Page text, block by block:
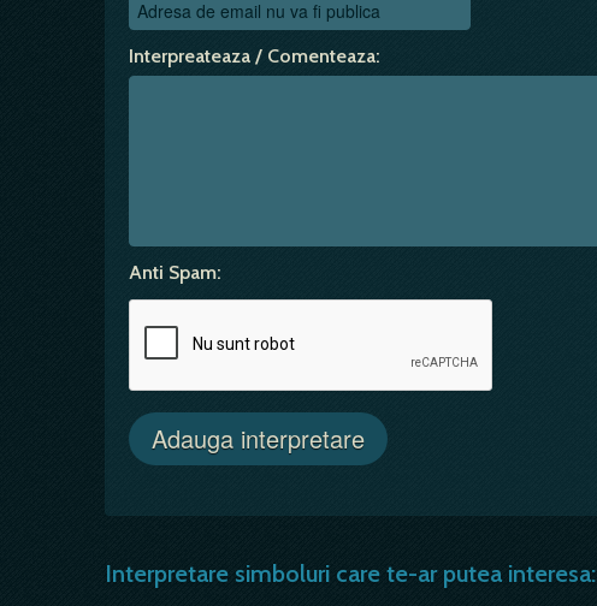
Interpreateaza / Comenteaza:
Anti Spam:
Interpretare simboluri care te-ar putea interesa: